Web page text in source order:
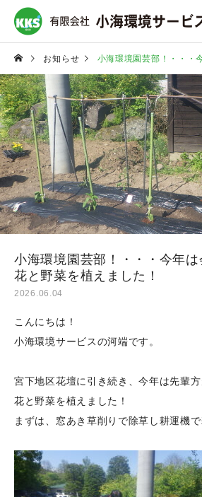
収集運搬サービス
ご依頼の流れ
お知らせ 小海環境園芸部！・・・今年は会社敷
小海環境園芸部！・・・今年
花と野菜を植えました！
2026.06.04
こんにちは！
小海環境サービスの河端です。
宮下地区花壇に引き続き、今年は先輩
花と野菜を植えました！
まずは、窓あき草削りで除草し耕運機で